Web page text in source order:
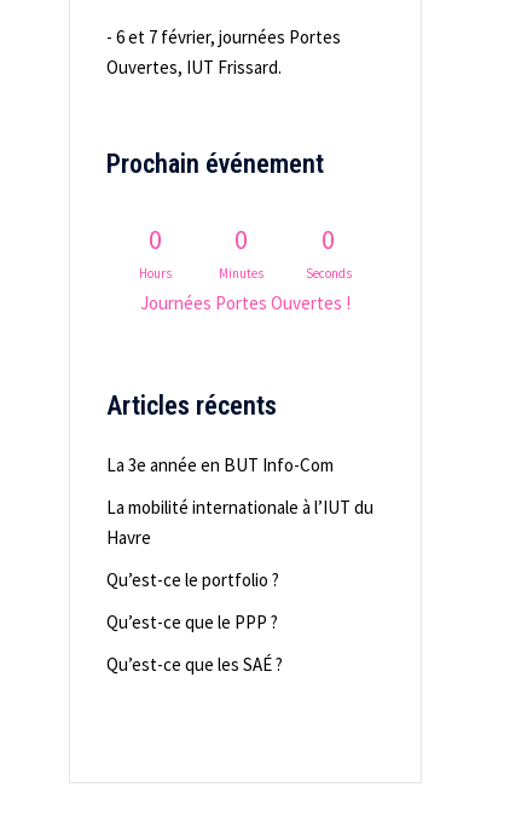
- 6 et 7 février, journées Portes
Ouvertes, IUT Frissard.
Prochain événement
0
Hours
0
Minutes
0
Seconds
Journées Portes Ouvertes !
Articles récents
La 3e année en BUT Info-Com
La mobilité internationale à l’IUT du
Havre
Qu’est-ce le portfolio ?
Qu’est-ce que le PPP ?
Qu’est-ce que les SAÉ ?